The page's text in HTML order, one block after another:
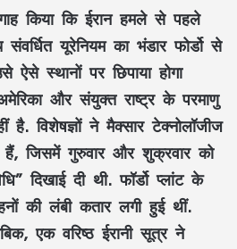
किया कि ईरान हमले से पहले
यूरेनियम का भंडार फोर्डो से
स्थानों पर छिपाया होगा
और संयुक्त राष्ट्र के परमाणु
है. विशेषज्ञों ने मैक्सार टेक्नोलॉजीज
जिसमें गुरुवार और शुक्रवार को
दिखाई दी थी. फॉर्डो प्लांट के
की लंबी कतार लगी हुई थीं.
एक वरिष्ठ ईरानी सूत्र ने